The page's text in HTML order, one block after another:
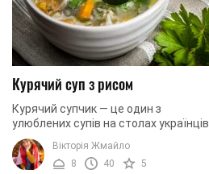
Курячий суп з рисом
Курячий супчик — це один з
улюблених супів на столах українців.
Проста ситна страва чудово
втамовує голод, а на її приготування
не потрібно витрачати ...
Вікторія Жмайло
8
40 5